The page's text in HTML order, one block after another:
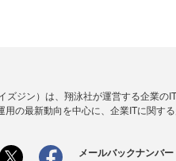
ズジン）は、翔泳社が運営する企業
の最新動向を中心に、企業ITに関す
メールバックナンバー